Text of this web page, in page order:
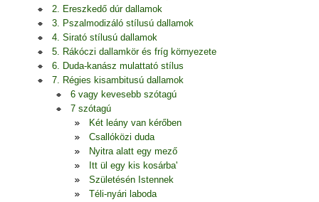
2. Ereszkedő dúr dallamok
3. Pszalmodizáló stílusú dallamok
4. Sirató stílusú dallamok
5. Rákóczi dallamkör és fríg környezete
6. Duda-kanász mulattató stílus
7. Régies kisambitusú dallamok
6 vagy kevesebb szótagú
7 szótagú
Két leány van kérőben
Csallóközi duda
Nyitra alatt egy mező
Itt ül egy kis kosárba'
Születésén Istennek
Téli-nyári laboda